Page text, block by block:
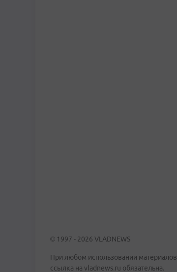
© 1997 - 2026 VLADNEWS
При любом использовании материалов
ссылка на vladnews.ru обязательна.